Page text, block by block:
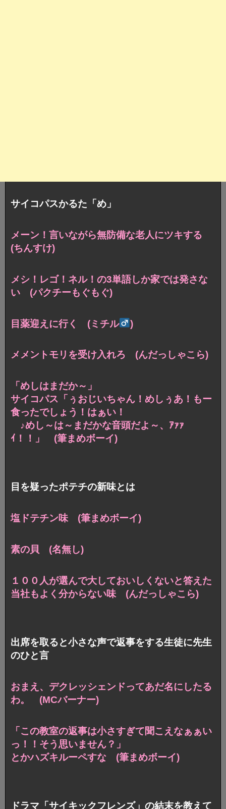
サイコパスかるた「め」
メーン！言いながら無防備な老人にツキする
(ちんすけ)
メシ！レゴ！ネル！の3単語しか家では発さな
い (パクチーもぐもぐ)
目薬迎えに行く (ミチル )
メメントモリを受け入れろ (んだっしゃこら)
「めしはまだか～」
サイコパス「ぅおじいちゃん！めしぅあ！もー
食ったでしょう！はぁい！
♪めし～は～まだかな音頭だよ～、ｱｧｧ
ｲ！！」 (筆まめボーイ)
目を疑ったポテチの新味とは
塩ドテチン味 (筆まめボーイ)
素の貝 (名無し)
１００人が選んで大しておいしくないと答えた
当社もよく分からない味 (んだっしゃこら)
出席を取ると小さな声で返事をする生徒に先生
のひと言
おまえ、デクレッシェンドってあだ名にしたる
わ。 (MCバーナー)
「この教室の返事は小さすぎて聞こえなぁぁい
っ！！そう思いません？」
とかハズキルーペすな (筆まめボーイ)
ドラマ「サイキックフレンズ」の結末を教えて